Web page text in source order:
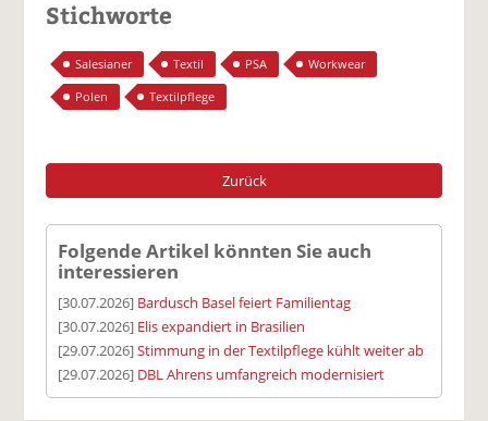
Stichworte
Salesianer Textil PSA
Workwear
Polen
Textilpflege
Zurück
Folgende Artikel könnten Sie auch
interessieren
[30.07.2026] Bardusch Basel feiert Familientag
[30.07.2026] Elis expandiert in Brasilien
[29.07.2026]Stimmung in der Textilpflege kühlt weiter ab
[29.07.2026] DBL Ahrens umfangreich modernisiert